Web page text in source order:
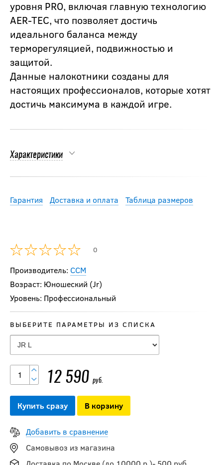
уровня PRO, включая главную технологию
AER-TEC, что позволяет достичь
идеального баланса между
терморегуляцией, подвижностью и
защитой.
Данные налокотники созданы для
настоящих профессионалов, которые хотят
достичь максимума в каждой игре.
Характеристики
Гарантия Доставка и оплата Таблица размеров
0
Производитель: CCM
Возраст: Юношеский (Jr)
Уровень: Профессиональный
ВЫБЕРИТЕ ПАРАМЕТРЫ ИЗ СПИСКА
12 590 руб.
Купить сразу В корзину
Добавить в сравнение
Самовывоз из магазина
JS FT6 PRO JR